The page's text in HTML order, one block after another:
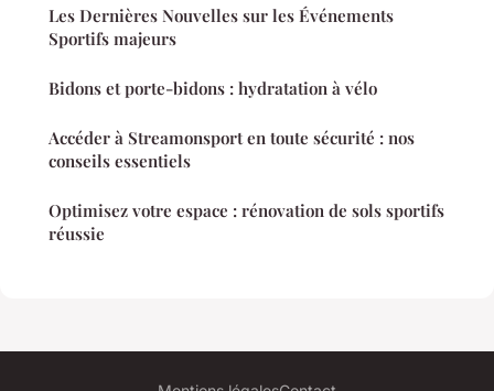
Les Dernières Nouvelles sur les Événements
Sportifs majeurs
Bidons et porte-bidons : hydratation à vélo
Accéder à Streamonsport en toute sécurité : nos
conseils essentiels
Optimisez votre espace : rénovation de sols sportifs
réussie